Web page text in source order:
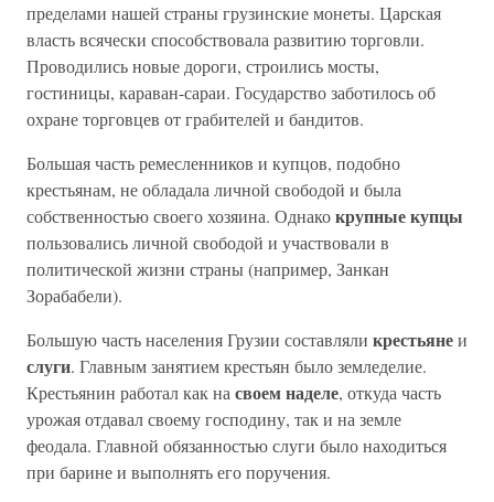
пределами нашей страны грузинские монеты. Царская
власть всячески способствовала развитию торговли.
Проводились новые дороги, строились мосты,
гостиницы, караван-сараи. Государство заботилось об
охране торговцев от грабителей и бандитов.
Большая часть ремесленников и купцов, подобно
крестьянам, не обладала личной свободой и была
собственностью своего хозяина. Однакокрупные купцы
пользовались личной свободой и участвовали в
политической жизни страны (например, Занкан
Зорабабели).
Большую часть населения Грузии составляли крестьянеи
слуги. Главным занятием крестьян было земледелие.
Крестьянин работал как на своем наделе, откуда часть
урожая отдавал своему господину, так и на земле
феодала. Главной обязанностью слуги было находиться
при барине и выполнять его поручения.